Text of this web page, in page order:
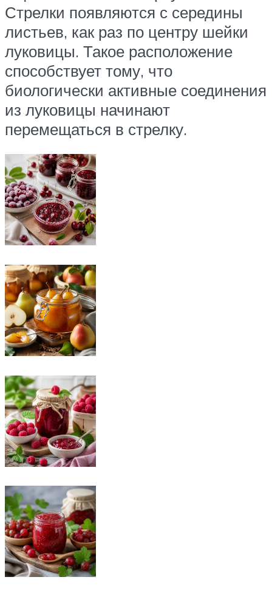
Стрелки появляются с середины
листьев, как раз по центру шейки
луковицы. Такое расположение
способствует тому, что
биологически активные соединения
из луковицы начинают
перемещаться в стрелку.